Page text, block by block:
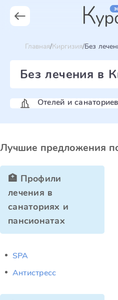
Главная Киргизия Без
Без лечения в
Отелей и
Лучшие предложения
🏥 Профили
лечения в
санаториях и
пансионатах
SPA
Антистресс